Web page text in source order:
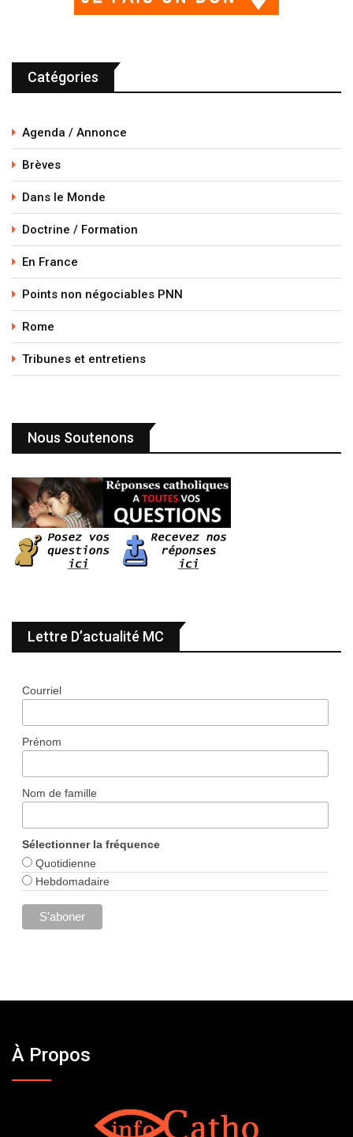
Catégories
Agenda / Annonce
Brèves
Dans le Monde
Doctrine / Formation
En France
Points non négociables PNN
Rome
Tribunes et entretiens
Nous Soutenons
Lettre D’actualité MC
Courriel
Prénom
Nom de famille
Sélectionner la fréquence
Quotidienne
Hebdomadaire
À Propos